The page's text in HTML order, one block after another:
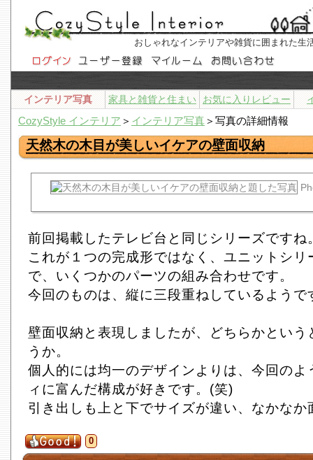
おしゃれなインテリアや雑貨に囲まれた生
インテリア写真 家具と雑貨と住まい お気に入りレビュー
CozyStyle インテリア ＞ インテリア写真＞写真の詳細情報
天然木の木目が美しいイケアの壁面収納
前回掲載したテレビ台と同じシリーズですね
これが１つの完成形ではなく、ユニットシリ
で、いくつかのパーツの組み合わせです。
今回のものは、縦に三段重ねしているようで
壁面収納と表現しましたが、どちらかという
うか。
個人的には均一のデザインよりは、今回のよ
ィに富んだ構成が好きです。(笑)
引き出しも上と下でサイズが違い、なかなか
0